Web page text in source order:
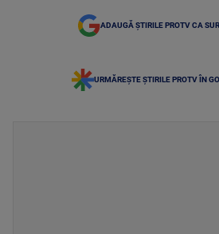
ADAUGĂ ȘTIRILE PROTV CA
URMĂREȘTE ȘTIRILE PROTV ÎN